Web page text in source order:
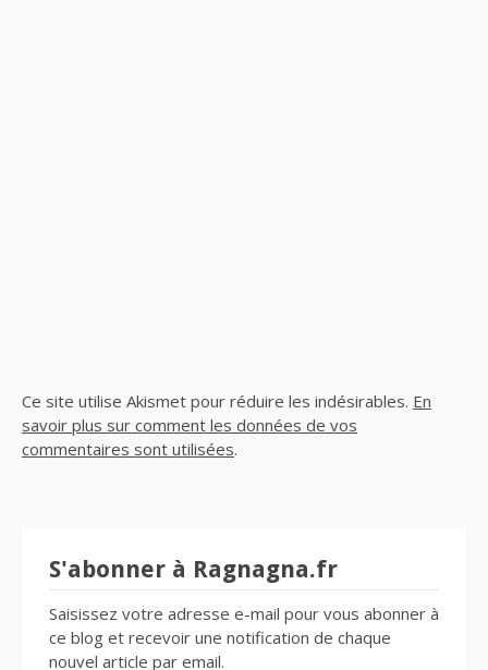
Ce site utilise Akismet pour réduire les indésirables. En
savoir plus sur comment les données de vos
commentaires sont utilisées.
S'abonner à Ragnagna.fr
Saisissez votre adresse e-mail pour vous abonner à
ce blog et recevoir une notification de chaque
nouvel article par email.